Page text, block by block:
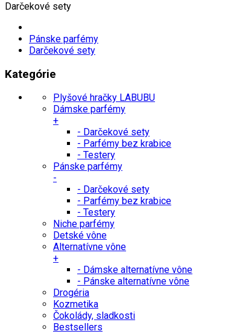
Darčekové sety
Pánske parfémy
Darčekové sety
Kategórie
Plyšové hračky LABUBU
Dámske parfémy
+
- Darčekové sety
- Parfémy bez krabice
- Testery
Pánske parfémy
-
- Darčekové sety
- Parfémy bez krabice
- Testery
Niche parfémy
Detské vône
Alternatívne vône
+
- Dámske alternatívne vône
- Pánske alternatívne vône
Drogéria
Kozmetika
Čokolády, sladkosti
Bestsellers